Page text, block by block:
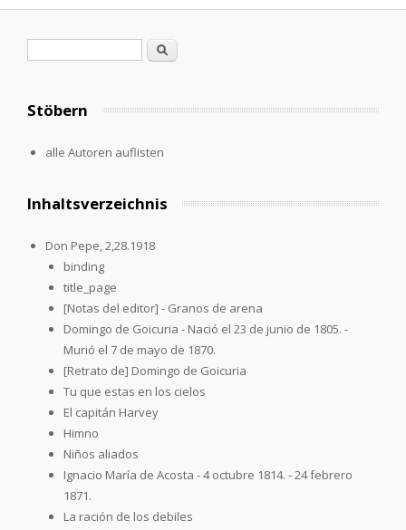
Search
Stöbern
alle Autoren auflisten
Inhaltsverzeichnis
Don Pepe, 2,28.1918
binding
title_page
[Notas del editor] - Granos de arena
Domingo de Goicuria - Nació el 23 de junio de 1805. -
Murió el 7 de mayo de 1870.
[Retrato de] Domingo de Goicuria
Tu que estas en los cielos
El capitán Harvey
Himno
Niños aliados
Ignacio María de Acosta - 4 octubre 1814. - 24 febrero
1871.
La ración de los debiles